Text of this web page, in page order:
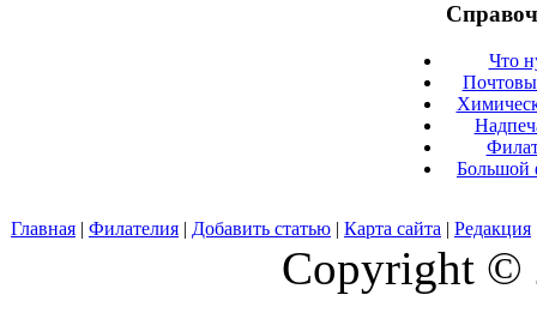
Что
Большой
Главная | Филателия | Добавить статью | Карта сайта | Редакция
Copyright ©